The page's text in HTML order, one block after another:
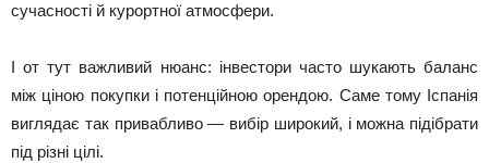
сучасності й курортної атмосфери.
І от тут важливий нюанс: інвестори часто шукають баланс
між ціною покупки і потенційною орендою. Саме тому Іспанія
виглядає так привабливо — вибір широкий, і можна підібрати
під різні цілі.